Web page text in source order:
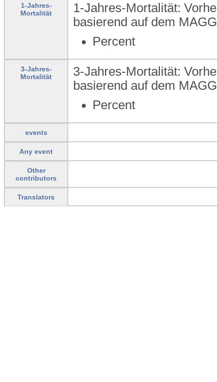
1-Jahres-
Mortalität
1-Jahres-Mortalität:
basierend auf dem
Percent
3-Jahres-
Mortalität
3-Jahres-Mortalität:
basierend auf dem
Percent
events
Any event
Other
contributors
Translators